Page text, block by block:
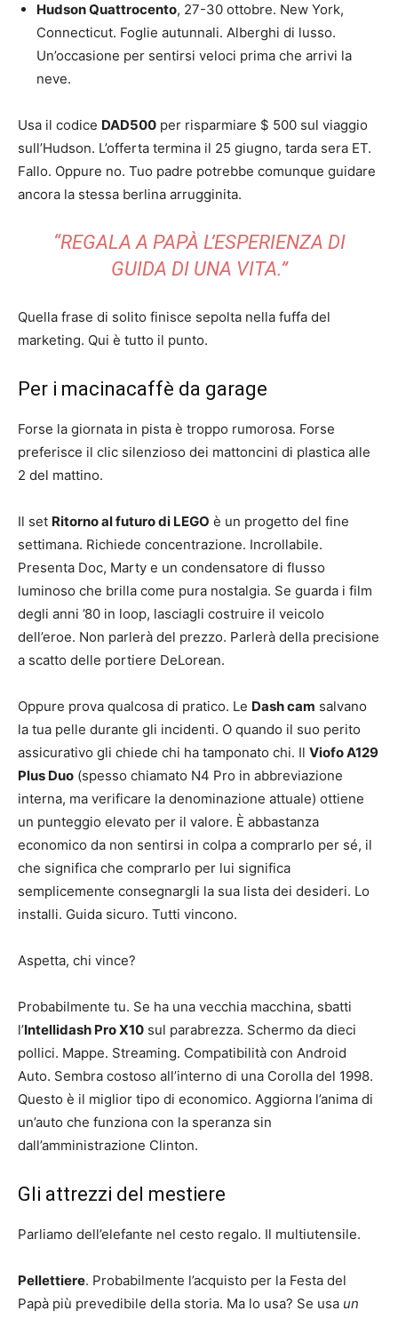
Hudson Quattrocento, 27-30 ottobre. New York,
Connecticut. Foglie autunnali. Alberghi di lusso.
Un’occasione per sentirsi veloci prima che arrivi la
neve.
Usa il codice DAD500 per risparmiare $ 500 sul viaggio
sull’Hudson. L’offerta termina il 25 giugno, tarda sera ET.
Fallo. Oppure no. Tuo padre potrebbe comunque guidare
ancora la stessa berlina arrugginita.
“REGALA A PAPÀ L’ESPERIENZA DI
GUIDA DI UNA VITA.”
Quella frase di solito finisce sepolta nella fuffa del
marketing. Qui è tutto il punto.
Per i macinacaffè da garage
Forse la giornata in pista è troppo rumorosa. Forse
preferisce il clic silenzioso dei mattoncini di plastica alle
2 del mattino.
Il set Ritorno al futuro di LEGO è un progetto del fine
settimana. Richiede concentrazione. Incrollabile.
Presenta Doc, Marty e un condensatore di flusso
luminoso che brilla come pura nostalgia. Se guarda i film
degli anni ’80 in loop, lasciagli costruire il veicolo
dell’eroe. Non parlerà del prezzo. Parlerà della precisione
a scatto delle portiere DeLorean.
Oppure prova qualcosa di pratico. Le Dash cam salvano
la tua pelle durante gli incidenti. O quando il suo perito
assicurativo gli chiede chi ha tamponato chi. Il Viofo A129
Plus Duo (spesso chiamato N4 Pro in abbreviazione
interna, ma verificare la denominazione attuale) ottiene
un punteggio elevato per il valore. È abbastanza
economico da non sentirsi in colpa a comprarlo per sé, il
che significa che comprarlo per lui significa
semplicemente consegnargli la sua lista dei desideri. Lo
installi. Guida sicuro. Tutti vincono.
Aspetta, chi vince?
Probabilmente tu. Se ha una vecchia macchina, sbatti
l’Intellidash Pro X10 sul parabrezza. Schermo da dieci
pollici. Mappe. Streaming. Compatibilità con Android
Auto. Sembra costoso all’interno di una Corolla del 1998.
Questo è il miglior tipo di economico. Aggiorna l’anima di
un’auto che funziona con la speranza sin
dall’amministrazione Clinton.
Gli attrezzi del mestiere
Parliamo dell’elefante nel cesto regalo. Il multiutensile.
Pellettiere. Probabilmente l’acquisto per la Festa del
Papà più prevedibile della storia. Ma lo usa? Se usa un